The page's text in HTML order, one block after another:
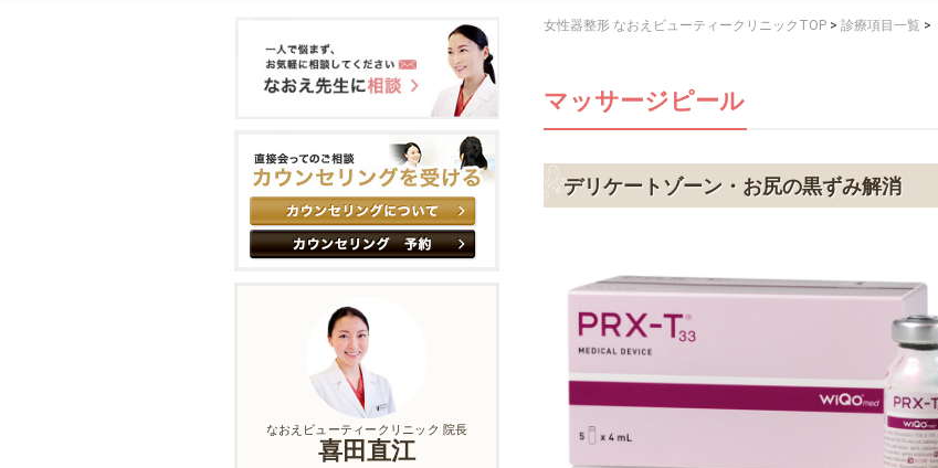
女性器整形 なおえビューティークリニックTOP > 診療項目一覧 >
マッサージピール
デリケートゾーン・お尻の黒ずみ解消
なおえビューティークリニック 院長
喜田直江